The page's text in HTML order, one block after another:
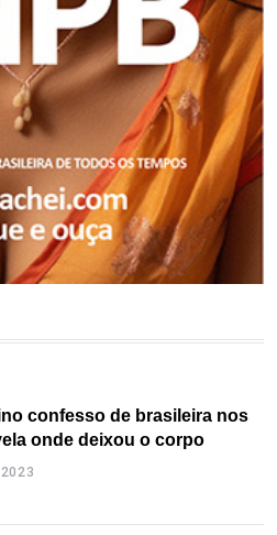
confesso de brasileira nos
onde deixou o corpo